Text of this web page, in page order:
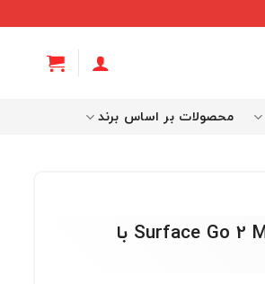
محصولات بر اساس برند
لپ تاپ استوک مایکروسافت سرفیس گو 2- Surface Go 2 M3 ram 8 hard 128 با